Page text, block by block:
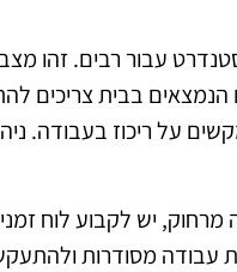
עבור רבים. זהו
הנמצאים בבית
על ריכוז בעבודה.
יש לקבוע לוח
מסודרות